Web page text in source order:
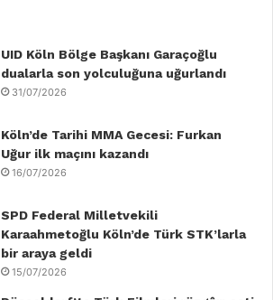
r
I
n
e
r
a
UID Köln Bölge Başkanı Garaçoğlu
dualarla son yolculuğuna uğurlandı
31/07/2026
Köln’de Tarihi MMA Gecesi: Furkan
Uğur ilk maçını kazandı
16/07/2026
SPD Federal Milletvekili
Karaahmetoğlu Köln’de Türk STK’larla
bir araya geldi
15/07/2026